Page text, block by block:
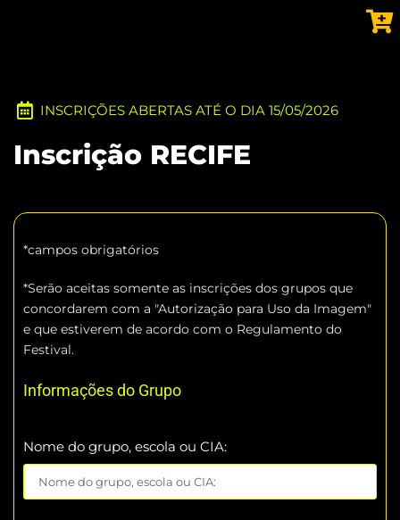
INSCRIÇÕES ABERTAS ATÉ O DIA 15/05/2026
Inscrição RECIFE
*campos obrigatórios
*Serão aceitas somente as inscrições dos grupos que
concordarem com a "Autorização para Uso da Imagem"
e que estiverem de acordo com o Regulamento do
Festival.
Informações do Grupo
Nome do grupo, escola ou CIA: